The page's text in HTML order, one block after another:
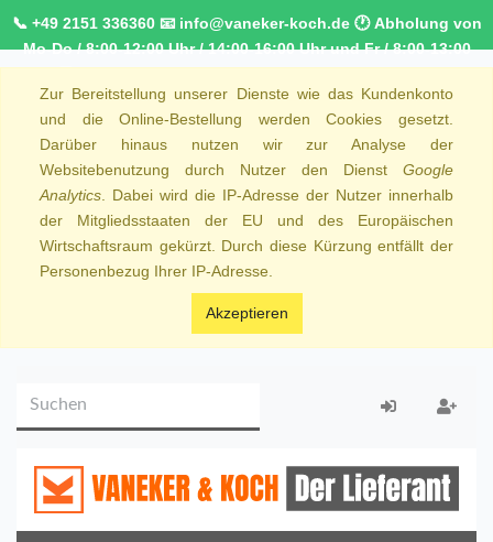
📞 +49 2151 336360 📧 info@vaneker-koch.de 🕐 Abholung von
Mo-Do / 8:00-12:00 Uhr / 14:00-16:00 Uhr und Fr / 8:00-13:00
NRW 🚛 Kostenfreie Lieferung ab 250€ Bestellwert
Zur Bereitstellung unserer Dienste wie das Kundenkonto
und die Online-Bestellung werden Cookies gesetzt.
Darüber hinaus nutzen wir zur Analyse der
Websitebenutzung durch Nutzer den Dienst Google
Analytics . Dabei wird die IP-Adresse der Nutzer innerhalb
der Mitgliedsstaaten der EU und des Europäischen
Wirtschaftsraum gekürzt. Durch diese Kürzung entfällt der
Personenbezug Ihrer IP-Adresse.
Akzeptieren